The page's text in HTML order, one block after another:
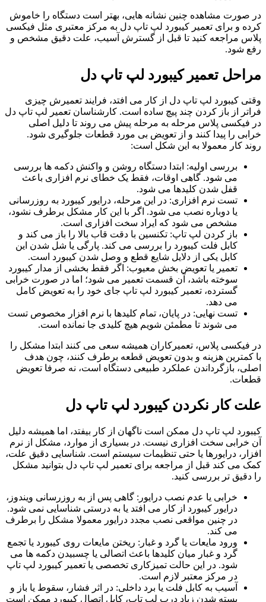
در صورت مشاهده‌ چنین نشانه ‌هایی، بهتر است دستگاه را خاموش
کرده و برای تعمیر کیبورد لپ تاپ دل به مرکز معتبری مثل فیکسی
پلاس مراجعه کنید تا قبل از گسترش آسیب، علت دقیق مشخص و
رفع شود.
مراحل تعمیر کیبورد لپ تاپ دل
وقتی کیبورد لپ ‌تاپ دل از کار می ‌افتد، فرایند تعمیرش چیزی
فراتر از باز کردن چند پیچ ساده است. کارشناسان تعمیر لپ تاپ دل
در فیکسی پلاس مرحله ‌به‌ مرحله پیش می ‌روند تا دلیل اصلی
خرابی را پیدا کنند و از تعویض بی ‌مورد قطعات جلوگیری شود.
روند کار معمولا به این شکل است:
بررسی اولیه: ابتدا دستگاه روشن و واکنش دکمه‌ ها بررسی
می ‌شود. گاهی اوقات، فقط یک خطای نرم‌ افزاری باعث
قفل شدن کلیدها می ‌شود.
تست نرم ‌افزاری: در این مرحله، درایور کیبورد به ‌روزرسانی
یا دوباره نصب می ‌شود. اگر با این کار مشکل برطرف نشود،
مشخص می ‌شود که ایراد سخت‌ افزاری است.
باز کردن لپ‌ تاپ: تکنسین با دقت قاب بالا را باز می‌ کند و
کابل فلت کیبورد را بررسی می‌ کند. پارگی یا شل شدن این
کابل یکی از دلایل شایع قطع و وصل شدن کیبورد است.
تعمیر یا تعویض بخش معیوب: اگر فقط بخشی از مدار کیبورد
سوخته باشد، آن قسمت تعمیر می ‌شود؛ اما در صورت خرابی
گسترده، تعمیر کیبورد لپ تاپ جای خود را به تعویض کامل
می ‌دهد.
تست نهایی: در پایان، تمام کلیدها با نرم‌ افزار مخصوص تست
می ‌شوند تا مطمئن شویم هیچ کلیدی جا نمانده است.
در فیکسی پلاس، تعمیرکاران همیشه سعی می ‌کنند ابتدا مشکل را
با کمترین هزینه و بدون تعویض قطعه برطرف کنند، چون هدف
اصلی، بازگرداندن عملکرد طبیعی دستگاه است، نه صرفا تعویض
قطعات.
علت کار نکردن کیبورد لپ تاپ دل
کیبورد لپ ‌تاپ دل ممکن است ناگهان از کار بیفتد، اما همیشه دلیل
آن خرابی سخت ‌افزاری نیست. در بسیاری از موارد، مشکل از نرم‌
افزار، درایورها یا حتی تنظیمات سیستم است. شناسایی دقیق علت،
کمک می ‌کند قبل از مراجعه برای تعمیر لپ تاپ دل بتوانید مشکل
را دقیق ‌تر بررسی کنید.
خرابی یا عدم نصب درایور: گاهی پس از به‌ روزرسانی ویندوز،
درایور کیبورد از کار می ‌افتد یا به درستی شناسایی نمی‌ شود.
در چنین مواقعی نصب مجدد درایور معمولا مشکل را برطرف
می‌ کند.
ورود مایعات یا گرد و غبار: ریختن مایعات روی کیبورد یا تجمع
گرد و غبار میان کلیدها باعث اتصالی یا چسبیدن دکمه ‌ها می‌
شود. در این حالت تمیزکاری تخصصی یا تعمیر کیبورد لپ تاپ
در مرکز معتبر لازم است.
آسیب به کابل فلت یا برد داخلی: در اثر فشار، سقوط یا باز و
بسته شدن زیاد درب لپ ‌تاپ، کابل اتصال کیبورد ممکن است